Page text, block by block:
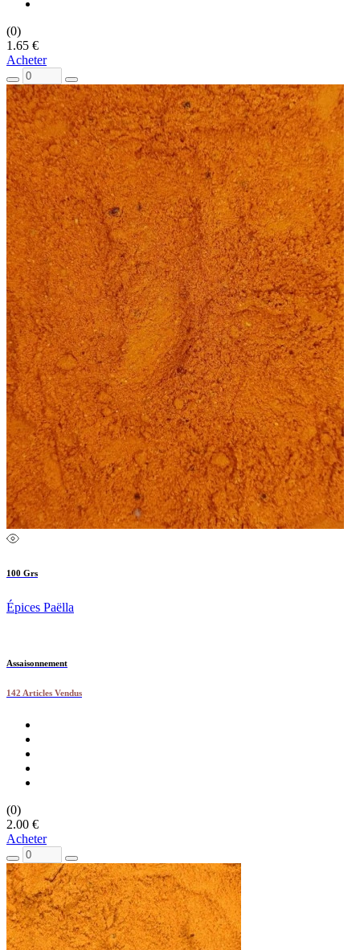
(0)
1.65 €
Acheter
100 Grs
Épices Paëlla
Assaisonnement
142 Articles Vendus
(0)
2.00 €
Acheter